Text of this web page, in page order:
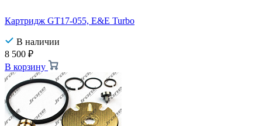
Картридж GT17-055, E&E Turbo
В наличии
8 500 ₽
В корзину